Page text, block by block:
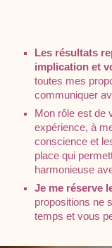
Les résultats
implication et
toutes mes
communiquer
Mon rôle est de
expérience, à
conscience et
place qui
harmonieuse
Je me réserve
propositions ne
temps et vous